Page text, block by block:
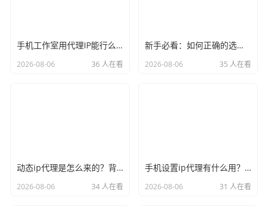
手机工作室用代理IP能行么？过来人的经验告诉你答案
2026-08-06 36 人在看
新手必看：如何正确的选择代理ip软件，别再交智商税了
2026-08-06 35 人在看
动态ip代理是怎么来的？背后的原理比你想象的精彩
2026-08-06 34 人在看
手机设置ip代理有什么用？不只是改定位那么简单
2026-08-06 31 人在看